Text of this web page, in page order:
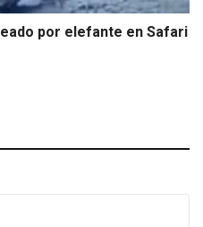
por elefante en Safari